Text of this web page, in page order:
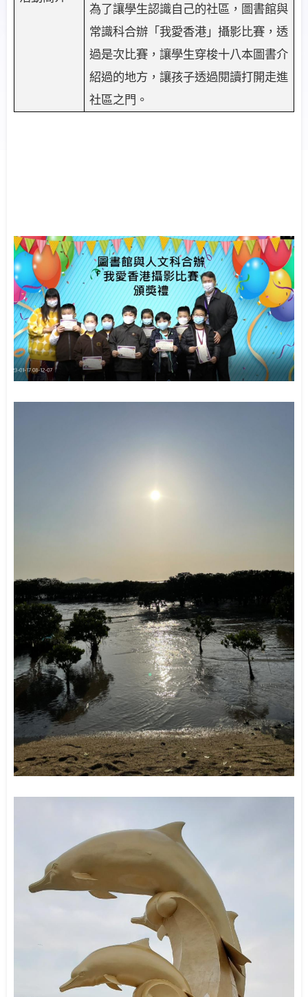
為了讓學生認識自己的社區，圖書館與
常識科合辦「我愛香港」攝影比賽，透
過是次比賽，讓學生穿梭十八本圖書介
紹過的地方，讓孩子透過閱讀打開走進
社區之門。